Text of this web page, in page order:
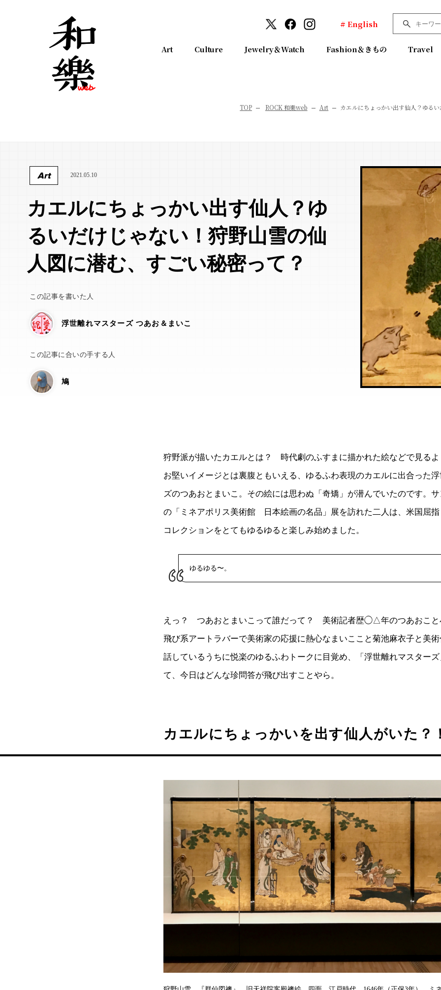
# English
Art Culture Jewelry＆Watch Fashion＆きもの Travel
TOP ROCK 和樂web Art カエルにちょっかい出す仙人？ゆる
Art 2021.05.10
カエルにちょっかい出す仙人？ゆ
るいだけじゃない！狩野山雪の仙
人図に潜む、すごい秘密って？
この記事を書いた人
浮世離れマスターズ つあお＆まいこ
この記事に合いの手する人
鳩
狩野派が描いたカエルとは？ 時代劇のふすまに描かれた絵などで見る
お堅いイメージとは裏腹ともいえる、ゆるふわ表現のカエルに出合った
ズのつあおとまいこ。その絵には思わぬ「奇矯」が潜んでいたのです。
の「ミネアポリス美術館 日本絵画の名品」展を訪れた二人は、米国屈
コレクションをとてもゆるゆると楽しみ始めました。
ゆるゆる〜。
えっ？ つあおとまいこって誰だって？ 美術記者歴◯△年のつあおこと
飛び系アートラバーで美術家の応援に熱心なまいここと菊池麻衣子と美
話しているうちに悦楽のゆるふわトークに目覚め、「浮世離れマスター
て、今日はどんな珍問答が飛び出すことやら。
カエルにちょっかいを出す仙人がいた？